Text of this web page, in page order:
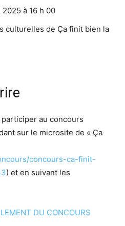
2025 à 16 h 00
culturelles de Ça finit bien la
au concours
sur le microsite de « Ça
concours-ca-finit-
) et en suivant les
DU CONCOURS